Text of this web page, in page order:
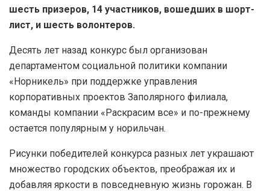
шесть призеров, 14 участников, вошедших в шорт-
лист, и шесть волонтеров.
Десять лет назад конкурс был организован
департаментом социальной политики компании
«Норникель» при поддержке управления
корпоративных проектов Заполярного филиала,
команды компании «Раскрасим все» и по-прежнему
остается популярным у норильчан.
Рисунки победителей конкурса разных лет украшают
множество городских объектов, преображая их и
добавляя яркости в повседневную жизнь горожан. В